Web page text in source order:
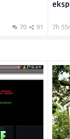
SUD BIH
BiH:
70 91 7h